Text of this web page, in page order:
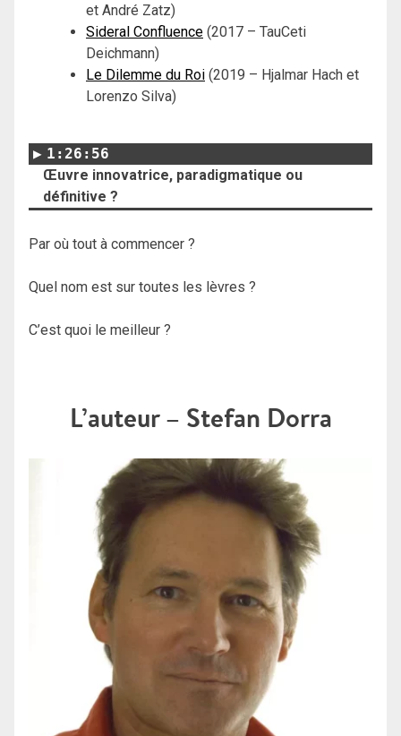
et André Zatz)
Sideral Confluence (2017 – TauCeti
Deichmann)
Le Dilemme du Roi (2019 – Hjalmar Hach et
Lorenzo Silva)
1:26:56
Œuvre innovatrice, paradigmatique ou
définitive ?
Par où tout à commencer ?
Quel nom est sur toutes les lèvres ?
C’est quoi le meilleur ?
L’auteur – Stefan Dorra